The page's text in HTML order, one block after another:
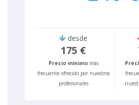
desde
175 €
Precio mínimomás
frecuente ofrecido por nuestros
profesionales